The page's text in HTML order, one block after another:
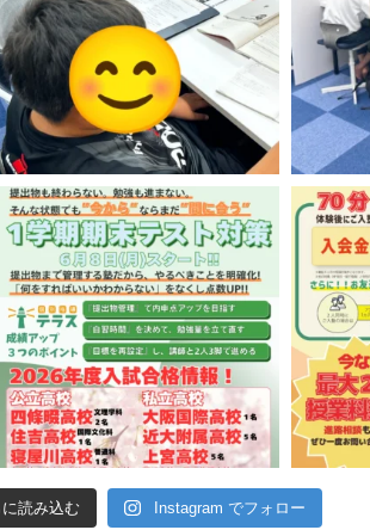
読み込む Instagram でフォロー